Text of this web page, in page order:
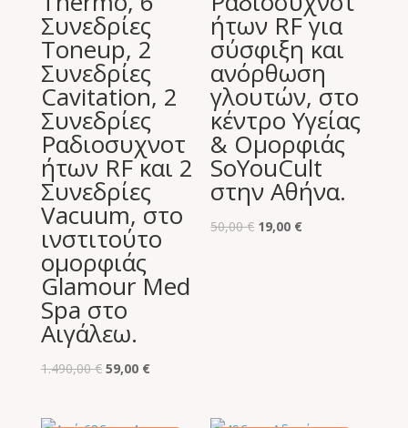
Συνεδρίες
Toneup, 2
Συνεδρίες
Cavitation, 2
Συνεδρίες
Ραδιοσυχνοτ
ήτων RF και 2
Συνεδρίες
Vacuum, στο
ινστιτούτο
ομορφιάς
Glamour Med
Spa στο
Αιγάλεω.
1.490,00€ Original
59,00 €Η
ήτων RF για
σύσφιξη και
ανόρθωση
γλουτών, στο
κέντρο Υγείας
& Ομορφιάς
SoYouCult
στην Αθήνα.
50,00€ Original
19,00 €